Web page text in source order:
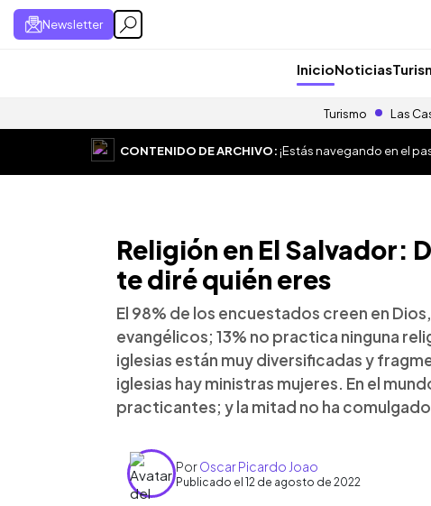
Newsletter
InicioNoticias
Turismo Las
CONTENIDO DE ARCHIVO:¡Estás navegando en el
Religión en El Salvador:
te diré quién eres
El 98% de los encuestados creen en
evangélicos; 13% no practica ninguna
iglesias están muy diversificadas y
iglesias hay ministras mujeres. En el
practicantes; y la mitad no ha comulgado
PorOscar Picardo Joao
Publicado el 12 de agosto de 2022